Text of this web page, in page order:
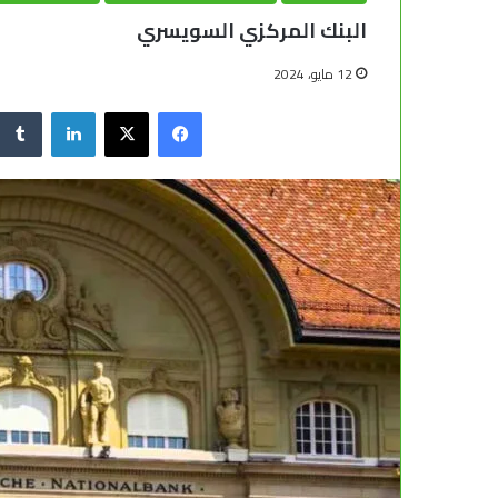
البنك المركزي السويسري
12 مايو، 2024
فيسبوك
X